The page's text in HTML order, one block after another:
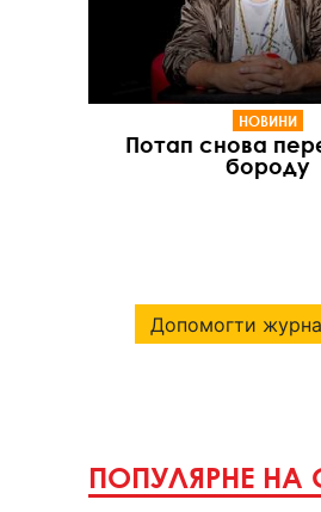
НОВИНИ
Потап снова
бороду
Допомогти
ПОПУЛЯРНЕ НА